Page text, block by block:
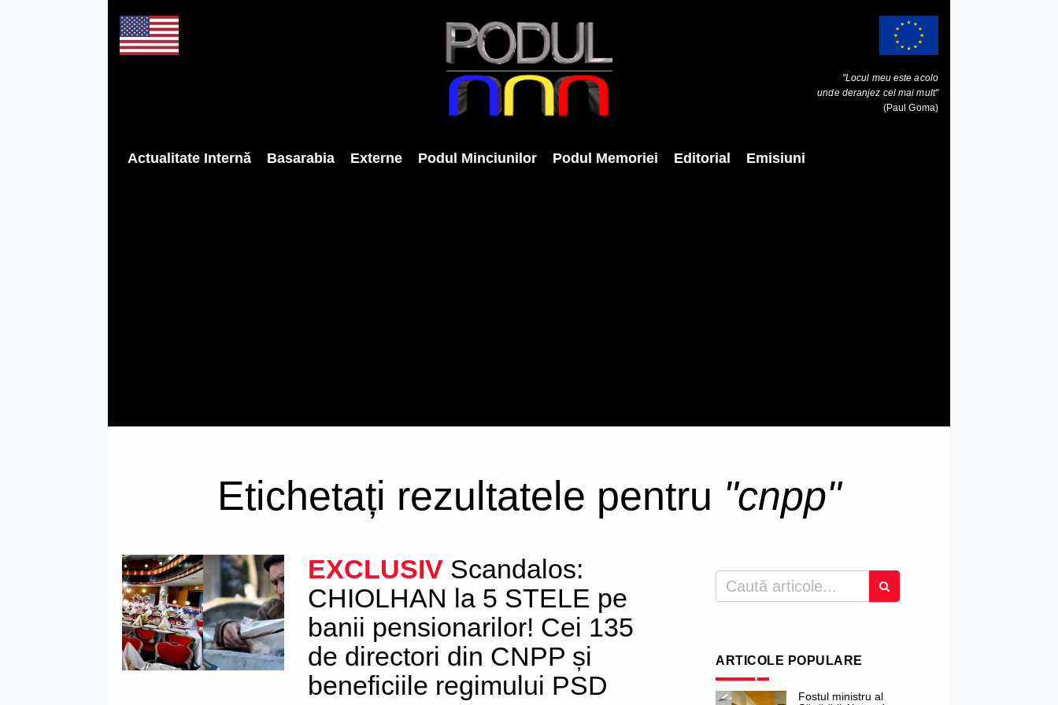
"Locul meu este acolo
unde deranjez cel mai mult"
(Paul Goma)
Actualitate Internă Basarabia Externe Podul Minciunilor Podul Memoriei Editorial Emisiuni
Etichetați rezultatele pentru "cnpp"
EXCLUSIV Scandalos:
CHIOLHAN la 5 STELE pe
banii pensionarilor! Cei 135
de directori din CNPP și
beneficiile regimului PSD
ARTICOLE POPULARE
Fostul ministru al